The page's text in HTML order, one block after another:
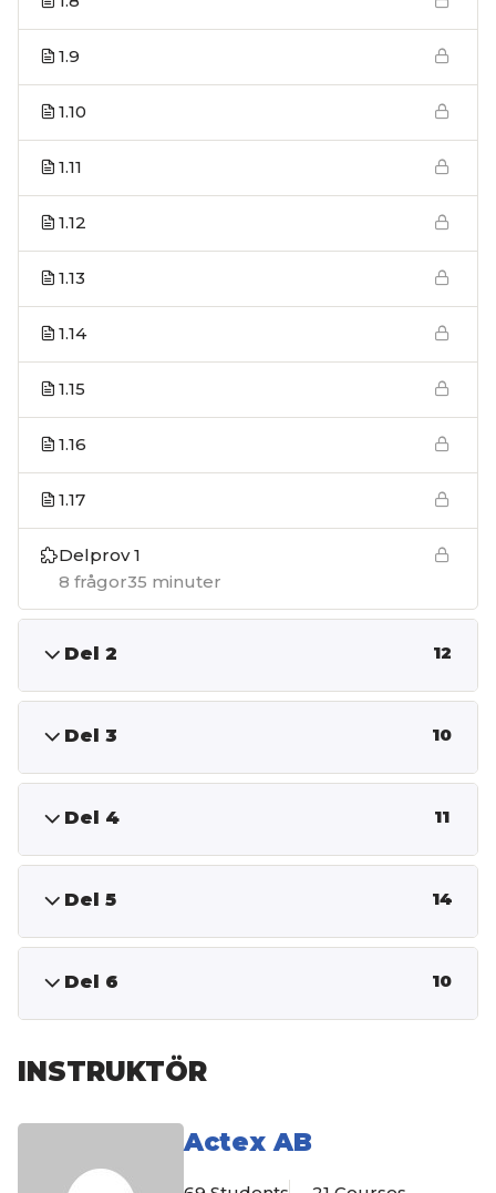
1.9
1.10
1.11
1.12
1.13
1.14
1.15
1.16
1.17
Delprov 1
35 minuter
8 frågor
Del 2 12
Del 3 10
Del 4 11
Del 5 14
Del 6 10
INSTRUKTÖR
Actex AB